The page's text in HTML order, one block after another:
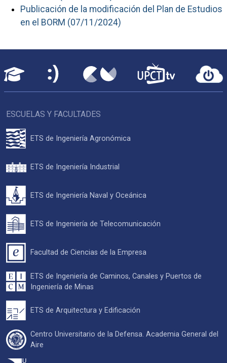
Publicación de la modificación del Plan de Estudios
en el BORM (07/11/2024)
ESCUELAS Y FACULTADES
ETS de Ingeniería Agronómica
ETS de Ingeniería Industrial
ETS de Ingeniería Naval y Oceánica
ETS de Ingeniería de Telecomunicación
Facultad de Ciencias de la Empresa
ETS de Ingeniería de Caminos, Canales y Puertos de
Ingeniería de Minas
ETS de Arquitectura y Edificación
Centro Universitario de la Defensa. Academia General del
Aire